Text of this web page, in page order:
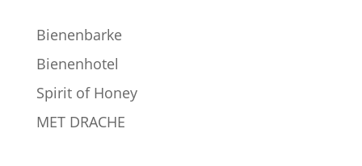
Bienenbarke
Bienenhotel
Spirit of Honey
MET DRACHE